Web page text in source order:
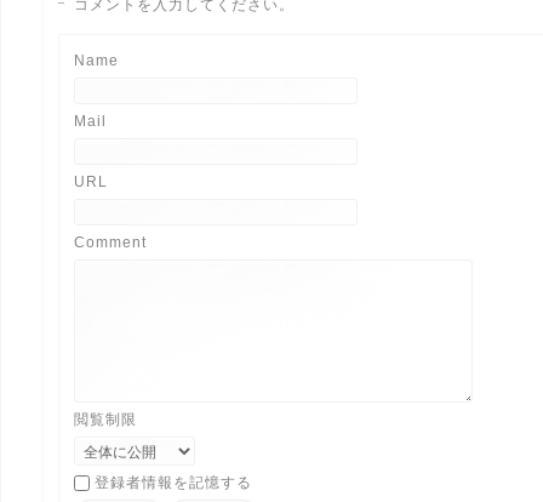
コメントを入力してください。
Name
Mail
URL
Comment
閲覧制限
登録者情報を記憶する